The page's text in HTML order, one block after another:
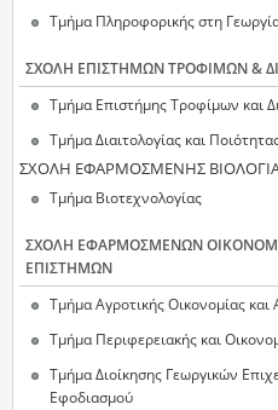
Τμήμα Πληροφορικής στη
ΣΧΟΛΗ ΕΠΙΣΤΗΜΩΝ ΤΡΟΦΙΜΩΝ &
Τμήμα Επιστήμης Τροφίμων και
Τμήμα Διαιτολογίας και
ΣΧΟΛΗ ΕΦΑΡΜΟΣΜΕΝΗΣ
Τμήμα Βιοτεχνολογίας
ΣΧΟΛΗ ΕΦΑΡΜΟΣΜΕΝΩΝ
ΕΠΙΣΤΗΜΩΝ
Τμήμα Αγροτικής Οικονομίας
Τμήμα Περιφερειακής και
Τμήμα Διοίκησης Γεωργικών
Εφοδιασμού